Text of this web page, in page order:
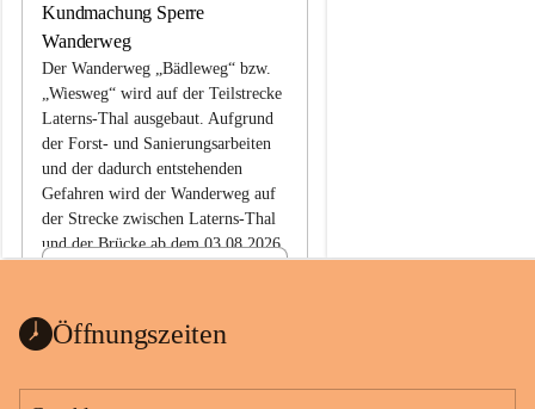
Kundmachung Sperre
Wanderweg
Der Wanderweg „Bädleweg“ bzw.
„Wiesweg“ wird auf der Teilstrecke
Laterns-Thal ausgebaut. Aufgrund
der Forst- und Sanierungsarbeiten
und der dadurch entstehenden
Gefahren wird der Wanderweg auf
der Strecke zwischen Laterns-Thal
und der Brücke ab dem 03.08.2026
ht
1 Seite•0,1 MB
Öffnungszeiten